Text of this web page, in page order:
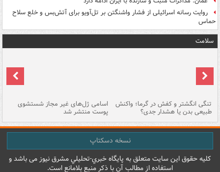
روایت رسانه اسرائیلی از فشار واشنگتن بر تل‌آویو برای آتش‌بس و خلع سلاح
حماس
سلامت
تنگی انگشتر و کفش در گرما؛ واکنش
طبیعی بدن یا هشدار جدی؟
اسامی ژل‌های غیر مجاز شستشوی
پوست منتشر شد
نسخه دسکتاپ
کليه حقوق اين سايت متعلق به پایگاه خبري-تحليلي مشرق نيوز می باشد و
استفاده از مطالب آن با ذکر منبع بلامانع است.